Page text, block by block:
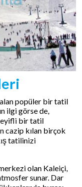
popüler bir tatil
ilgi görse de,
bir tatil
cazip kılan birçok
tatilinizi
olan Kaleiçi,
sunar. Dar